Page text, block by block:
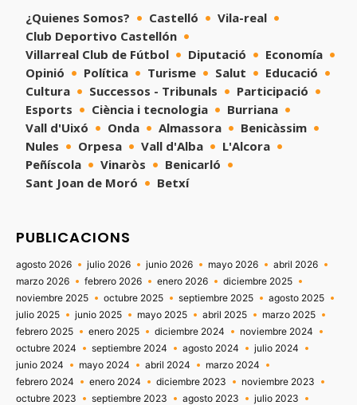
¿Quienes Somos? Castelló
Vila-real
Club Deportivo Castellón
Villarreal Club de Fútbol
Diputació
Economía
Opinió
Política Turisme Salut
Educació
Cultura
Successos - Tribunals
Participació
Esports
Ciència i tecnologia
Burriana
Vall d'Uixó
Onda Almassora
Benicàssim
Nules
Orpesa Vall d'Alba
L'Alcora
Peñíscola
Vinaròs
Benicarló
Sant Joan de Moró
Betxí
PUBLICACIONS
agosto 2026 julio 2026 junio 2026 mayo 2026
abril 2026
marzo 2026
febrero 2026 enero 2026
diciembre 2025
noviembre 2025
octubre 2025 septiembre 2025
agosto 2025
julio 2025
junio 2025 mayo 2025 abril 2025
marzo 2025
febrero 2025
enero 2025 diciembre 2024
noviembre 2024
octubre 2024
septiembre 2024 agosto 2024
julio 2024
junio 2024
mayo 2024 abril 2024
marzo 2024
febrero 2024
enero 2024 diciembre 2023
noviembre 2023
octubre 2023
septiembre 2023 agosto 2023
julio 2023